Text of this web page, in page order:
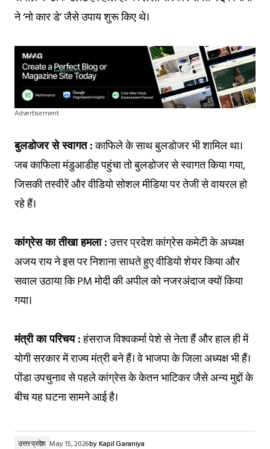
ने ‘नो कार डे’ जैसे उपाय शुरू किए थे।
Advertisement
बुलडोजर से स्वागत :काफिले के साथ बुलडोजर भी शामिल था।
जब काफिला मंडुआडीह पहुंचा तो बुलडोजर से स्वागत किया गया,
जिसकी तस्वीरें और वीडियो सोशल मीडिया पर तेजी से वायरल हो
रहे हैं।
कांग्रेस का तीखा हमला :उत्तर प्रदेश कांग्रेस कमेटी के अध्यक्ष
अजय राय ने इस पर निशाना साधते हुए वीडियो शेयर किया और
सवाल उठाया कि PM मोदी की अपील को नजरअंदाज क्यों किया
गया।
मंत्री का परिचय :हंसराज विश्वकर्मा पेशे से नेता हैं और हाल ही में
योगी सरकार में राज्य मंत्री बने हैं। वे भाजपा के जिला अध्यक्ष भी हैं।
पोंडा उपचुनाव से पहले कांग्रेस के केतन भाटिकर जैसे अन्य मुद्दों के
बीच यह घटना सामने आई है।
उत्तर प्रदेश May 15, 2026byKapil Garaniya